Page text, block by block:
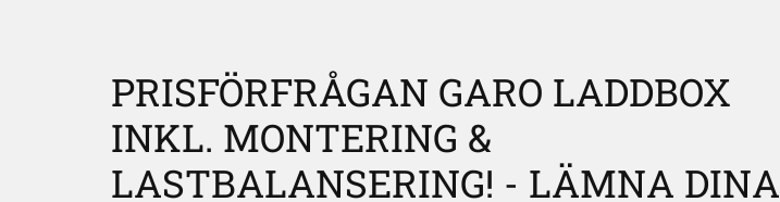
PRISFÖRFRÅGAN GARO LADDBOX
INKL. MONTERING &
LASTBALANSERING! - LÄMNA DINA